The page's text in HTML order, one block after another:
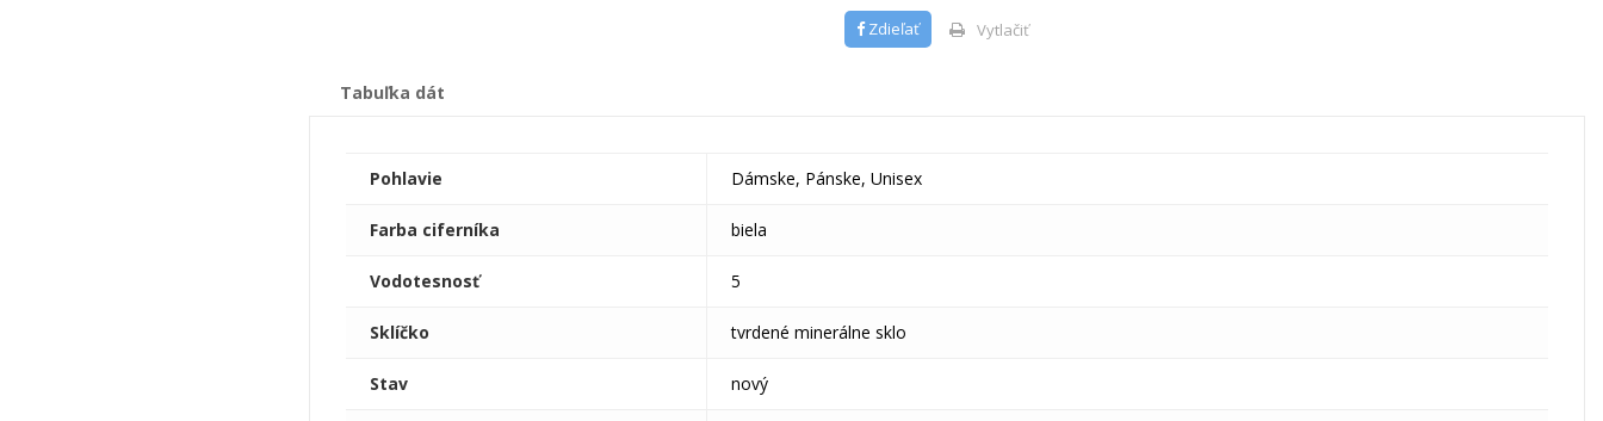
Zdieľať Vytlačiť
Tabuľka dát
Pohlavie Dámske, Pánske, Unisex
Farba ciferníka biela
Vodotesnosť 5
Sklíčko tvrdené minerálne sklo
Stav nový